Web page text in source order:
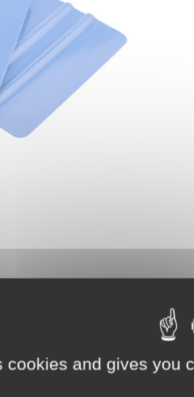
Vous
cookies and gives you